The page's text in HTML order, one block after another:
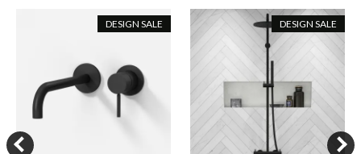
DESIGN SALE DESIGN SALE